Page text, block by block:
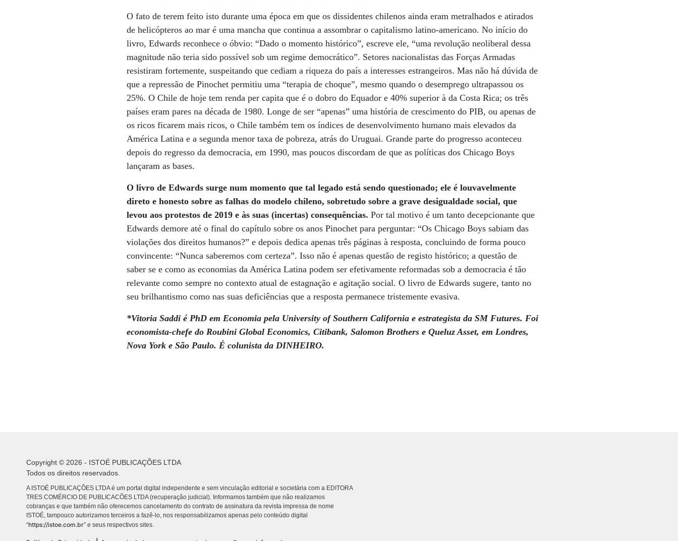
O fato de terem feito isto durante uma época em que os dissidentes chilenos ainda eram metralhados e atirados
de helicópteros ao mar é uma mancha que continua a assombrar o capitalismo latino-americano. No início do
livro, Edwards reconhece o óbvio: “Dado o momento histórico”, escreve ele, “uma revolução neoliberal dessa
magnitude não teria sido possível sob um regime democrático”. Setores nacionalistas das Forças Armadas
resistiram fortemente, suspeitando que cediam a riqueza do país a interesses estrangeiros. Mas não há dúvida de
que a repressão de Pinochet permitiu uma “terapia de choque”, mesmo quando o desemprego ultrapassou os
25%. O Chile de hoje tem renda per capita que é o dobro do Equador e 40% superior à da Costa Rica; os três
países eram pares na década de 1980. Longe de ser “apenas” uma história de crescimento do PIB, ou apenas de
os ricos ficarem mais ricos, o Chile também tem os índices de desenvolvimento humano mais elevados da
América Latina e a segunda menor taxa de pobreza, atrás do Uruguai. Grande parte do progresso aconteceu
depois do regresso da democracia, em 1990, mas poucos discordam de que as políticas dos Chicago Boys
lançaram as bases.
O livro de Edwards surge num momento que tal legado está sendo questionado; ele é louvavelmente
direto e honesto sobre as falhas do modelo chileno, sobretudo sobre a grave desigualdade social, que
levou aos protestos de 2019 e às suas (incertas) consequências. Por tal motivo é um tanto decepcionante que
Edwards demore até o final do capítulo sobre os anos Pinochet para perguntar: “Os Chicago Boys sabiam das
violações dos direitos humanos?” e depois dedica apenas três páginas à resposta, concluindo de forma pouco
convincente: “Nunca saberemos com certeza”. Isso não é apenas questão de registo histórico; a questão de
saber se e como as economias da América Latina podem ser efetivamente reformadas sob a democracia é tão
relevante como sempre no contexto atual de estagnação e agitação social. O livro de Edwards sugere, tanto no
seu brilhantismo como nas suas deficiências que a resposta permanece tristemente evasiva.
*Vitoria Saddi é PhD em Economia pela University of Southern California e estrategista da SM Futures. Foi
economista-chefe do Roubini Global Economics, Citibank, Salomon Brothers e Queluz Asset, em Londres,
Nova York e São Paulo. É colunista da DINHEIRO.
Copyright © 2026 - ISTOÉ PUBLICAÇÕES LTDA
Todos os direitos reservados.
A ISTOÉ PUBLICAÇÕES LTDA é um portal digital independente e sem vinculação editorial e societária com a EDITORA
TRES COMÉRCIO DE PUBLICACÕES LTDA (recuperação judicial). Informamos também que não realizamos
cobranças e que também não oferecemos cancelamento do contrato de assinatura da revista impressa de nome
ISTOÉ, tampouco autorizamos terceiros a fazê-lo, nos responsabilizamos apenas pelo conteúdo digital
“https://istoe.com.br” e seus respectivos sites.